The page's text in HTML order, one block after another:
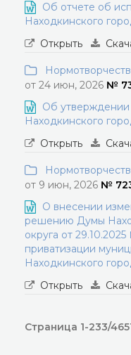
Об отчете об
Находкинского
Открыть
от 24 июн, 2026 №
Об утверждении
Находкинского
Открыть
от 9 июн, 2026 №
О внесении
решению Думы
округа от
приватизации
Находкинского
Открыть
Страница 1-233/